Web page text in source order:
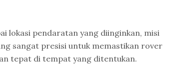
lokasi pendaratan yang diinginkan, misi
sangat presisi untuk memastikan rover
tepat di tempat yang ditentukan.